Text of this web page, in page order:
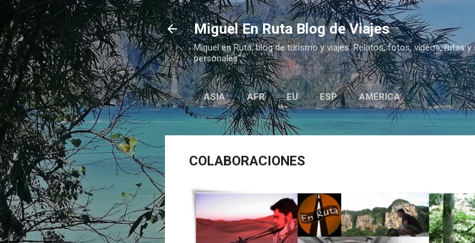
Ir al contenido principal
Miguel En Ruta Blog de Viajes
Miguel en Ruta, blog de turismo y viajes. Relatos, fotos, vídeos, rutas
personales"
ASIA AFR EU ESP AMÉRICA
COLABORACIONES